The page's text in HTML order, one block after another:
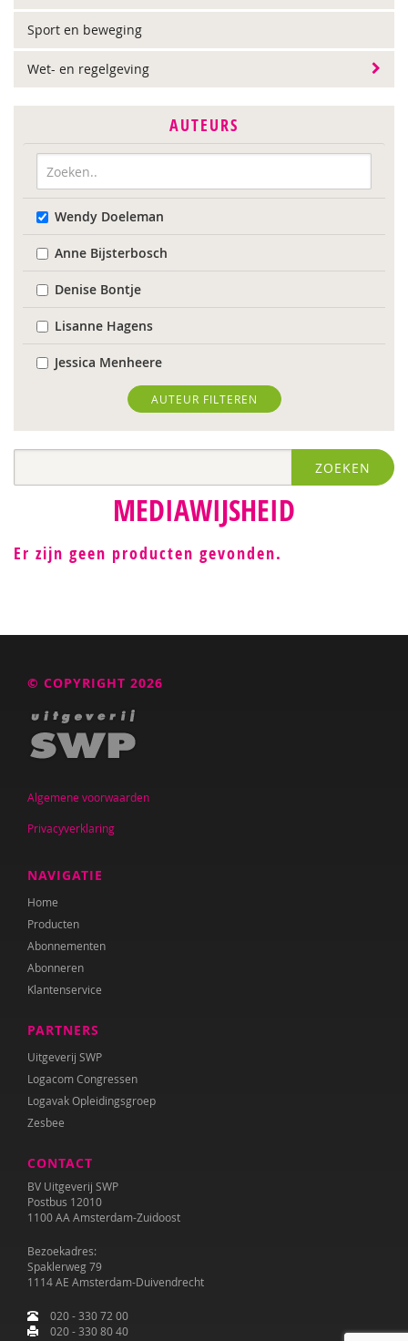
Sport en beweging
Wet- en regelgeving
AUTEURS
Wendy Doeleman
Anne Bijsterbosch
Denise Bontje
Lisanne Hagens
Jessica Menheere
AUTEUR FILTEREN
ZOEKEN
MEDIAWIJSHEID
Er zijn geen producten gevonden.
© COPYRIGHT 2026
Algemene voorwaarden
Privacyverklaring
NAVIGATIE
Home
Producten
Abonnementen
Abonneren
Klantenservice
PARTNERS
Uitgeverij SWP
Logacom Congressen
Logavak Opleidingsgroep
Zesbee
CONTACT
BV Uitgeverij SWP
Postbus 12010
1100 AA Amsterdam-Zuidoost
Bezoekadres:
Spaklerweg 79
1114 AE Amsterdam-Duivendrecht
020 - 330 72 00
020 - 330 80 40